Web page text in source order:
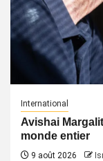
International
Avishai
monde entier
9 août 2026